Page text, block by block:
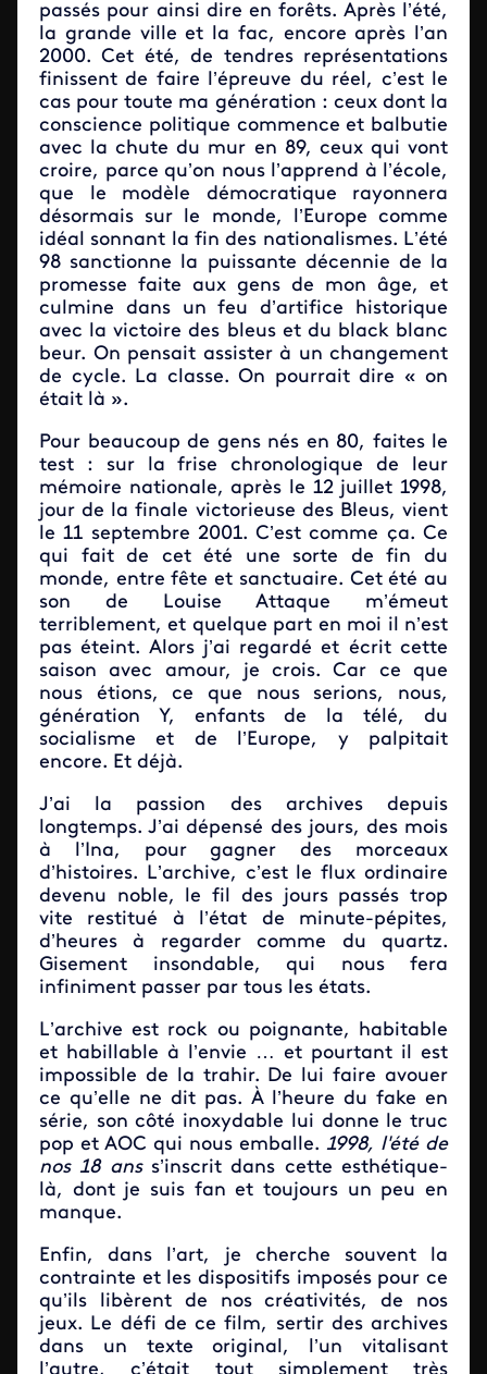
passés pour ainsi dire en forêts. Après l’été,
la grande ville et la fac, encore après l’an
2000. Cet été, de tendres représentations
finissent de faire l’épreuve du réel, c’est le
cas pour toute ma génération : ceux dont la
conscience politique commence et balbutie
avec la chute du mur en 89, ceux qui vont
croire, parce qu’on nous l’apprend à l’école,
que le modèle démocratique rayonnera
désormais sur le monde, l’Europe comme
idéal sonnant la fin des nationalismes. L’été
98 sanctionne la puissante décennie de la
promesse faite aux gens de mon âge, et
culmine dans un feu d’artifice historique
avec la victoire des bleus et du black blanc
beur. On pensait assister à un changement
de cycle. La classe. On pourrait dire « on
était là ».
Pour beaucoup de gens nés en 80, faites le
test : sur la frise chronologique de leur
mémoire nationale, après le 12 juillet 1998,
jour de la finale victorieuse des Bleus, vient
le 11 septembre 2001. C’est comme ça. Ce
qui fait de cet été une sorte de fin du
monde, entre fête et sanctuaire. Cet été au
son de Louise Attaque m’émeut
terriblement, et quelque part en moi il n’est
pas éteint. Alors j’ai regardé et écrit cette
saison avec amour, je crois. Car ce que
nous étions, ce que nous serions, nous,
génération Y, enfants de la télé, du
socialisme et de l’Europe, y palpitait
encore. Et déjà.
J’ai la passion des archives depuis
longtemps. J’ai dépensé des jours, des mois
à l’Ina, pour gagner des morceaux
d’histoires. L’archive, c’est le flux ordinaire
devenu noble, le fil des jours passés trop
vite restitué à l’état de minute-pépites,
d’heures à regarder comme du quartz.
Gisement insondable, qui nous fera
infiniment passer par tous les états.
L’archive est rock ou poignante, habitable
et habillable à l’envie … et pourtant il est
impossible de la trahir. De lui faire avouer
ce qu’elle ne dit pas. À l’heure du fake en
série, son côté inoxydable lui donne le truc
pop et AOC qui nous emballe. 1998, l'été de
nos 18 anss’inscrit dans cette esthétique-
là, dont je suis fan et toujours un peu en
manque.
Enfin, dans l’art, je cherche souvent la
contrainte et les dispositifs imposés pour ce
qu’ils libèrent de nos créativités, de nos
jeux. Le défi de ce film, sertir des archives
dans un texte original, l’un vitalisant